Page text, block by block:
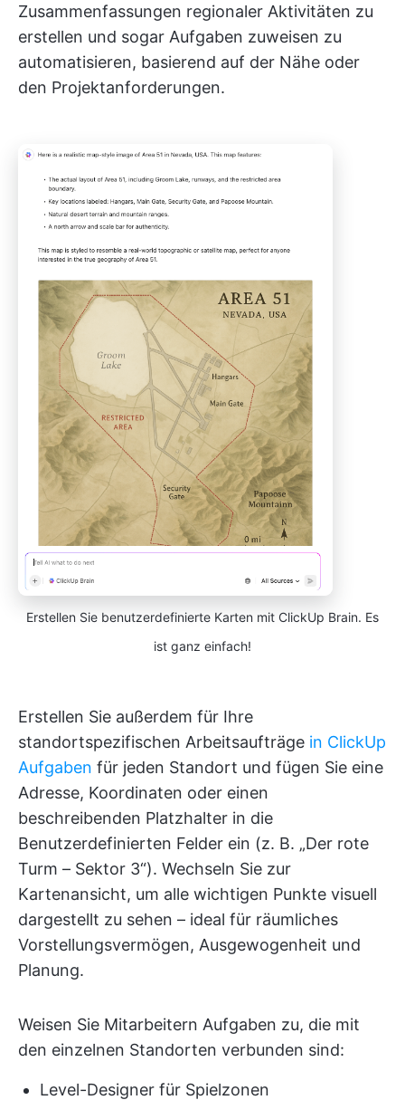
Zusammenfassungen regionaler Aktivitäten zu
erstellen und sogar Aufgaben zuweisen zu
automatisieren, basierend auf der Nähe oder
den Projektanforderungen.
Erstellen Sie benutzerdefinierte Karten mit ClickUp Brain. Es
ist ganz einfach!
Erstellen Sie außerdem für Ihre
standortspezifischen Arbeitsaufträge in ClickUp
Aufgaben für jeden Standort und fügen Sie eine
Adresse, Koordinaten oder einen
beschreibenden Platzhalter in die
Benutzerdefinierten Felder ein (z. B. „Der rote
Turm – Sektor 3“). Wechseln Sie zur
Kartenansicht, um alle wichtigen Punkte visuell
dargestellt zu sehen – ideal für räumliches
Vorstellungsvermögen, Ausgewogenheit und
Planung.
Weisen Sie Mitarbeitern Aufgaben zu, die mit
den einzelnen Standorten verbunden sind:
Level-Designer für Spielzonen